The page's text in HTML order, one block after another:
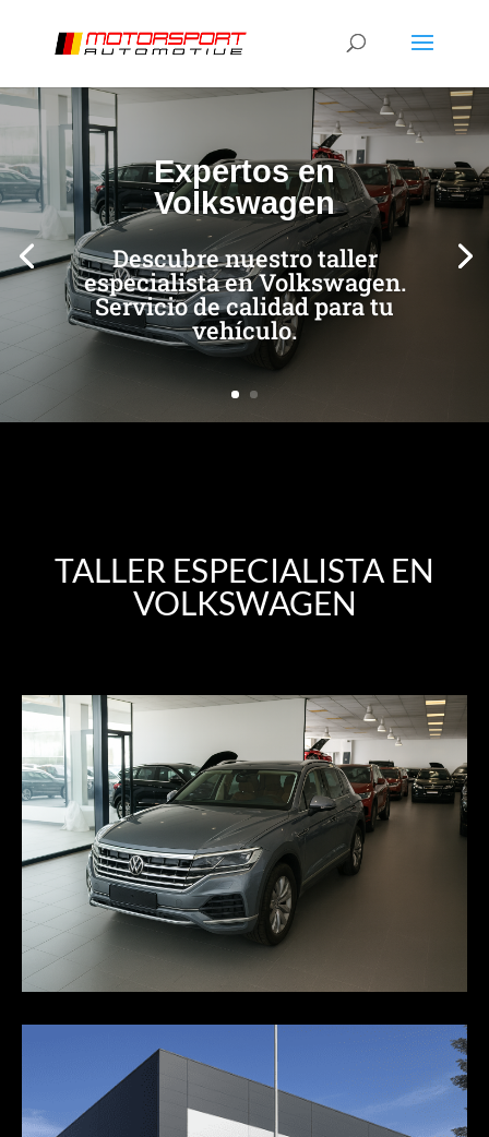
Expertos en
Volkswagen
Descubre nuestro taller
especialista en Volkswagen.
Servicio de calidad para tu
vehículo.
[/et_pb_slide][/et_pb_slide]
TALLER ESPECIALISTA EN
VOLKSWAGEN